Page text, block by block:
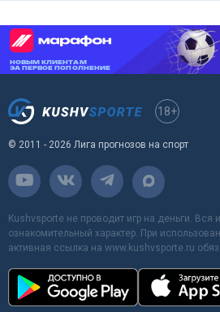
18+
© 2011 - 2026 Лига прогнозов на спорт
Kushvsporte не проводит игр на деньги. Вся
ознакомительный характер. При
активная ссылка на www.kushvsporte.ru